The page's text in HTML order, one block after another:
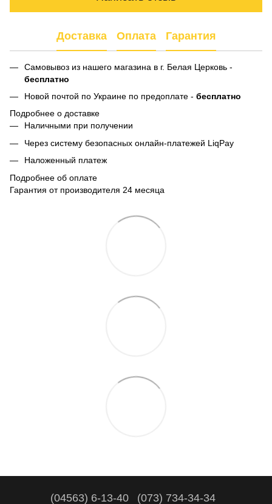
Доставка Оплата Гарантия
Самовывоз из нашего магазина в г. Белая Церковь -
бесплатно
Новой почтой по Украине по предоплате - бесплатно
Подробнее о доставке
Наличными при получении
Через систему безопасных онлайн-платежей LiqPay
Наложенный платеж
Подробнее об оплате
Гарантия от производителя 24 месяца
(04563) 6-13-40 (073) 734-34-34